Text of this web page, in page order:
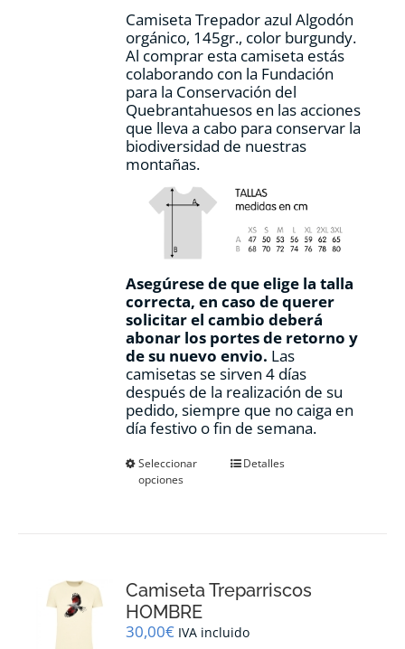
de
producto
Camiseta Trepador azul Algodón
orgánico, 145gr., color burgundy.
Al comprar esta camiseta estás
colaborando con la Fundación
para la Conservación del
Quebrantahuesos en las acciones
que lleva a cabo para conservar la
biodiversidad de nuestras
montañas.
Asegúrese de que elige la talla
correcta, en caso de querer
solicitar el cambio deberá
abonar los portes de retorno y
de su nuevo envio. Las
camisetas se sirven 4 días
después de la realización de su
pedido, siempre que no caiga en
día festivo o fin de semana.
Seleccionar
opciones
Este
se
elegir
Detalles
Camiseta Treparriscos
HOMBRE
30,00€ IVA incluido